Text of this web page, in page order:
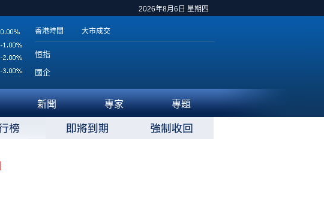
2026年8月6日 星期四
香港時間 大市成交
恒指
國企
新聞 專家 專題